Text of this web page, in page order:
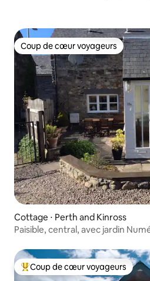
Coup de cœur voyageurs
Coup de cœur voyageurs
Cottage ⋅ Perth and Kinross
Paisible, central, avec jardin
Coups de cœur voyageurs les
Coup de cœur voyageurs